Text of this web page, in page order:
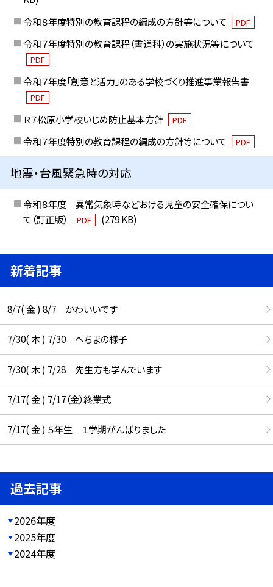
令和８年度特別の教育課程の編成の方針等について
PDF
令和７年度特別の教育課程（書道科）の実施状況等について
PDF
令和７年度「創意と活力」のある学校づくり推進事業報告書
PDF
Ｒ７松原小学校いじめ防止基本方針 PDF
令和７年度特別の教育課程の編成の方針等について PDF
地震・台風緊急時の対応
令和８年度 異常気象時などおける児童の安全確保につい
て（訂正版）
PDF (279 KB)
新着記事
8/7( 金 ) 8/7 かわいいです
7/30( 木 ) 7/30 へちまの様子
7/30( 木 ) 7/28 先生方も学んでいます
7/17( 金 ) 7/17（金）終業式
7/17( 金 ) ５年生 １学期がんばりました
過去記事
2026年度
2025年度
2024年度